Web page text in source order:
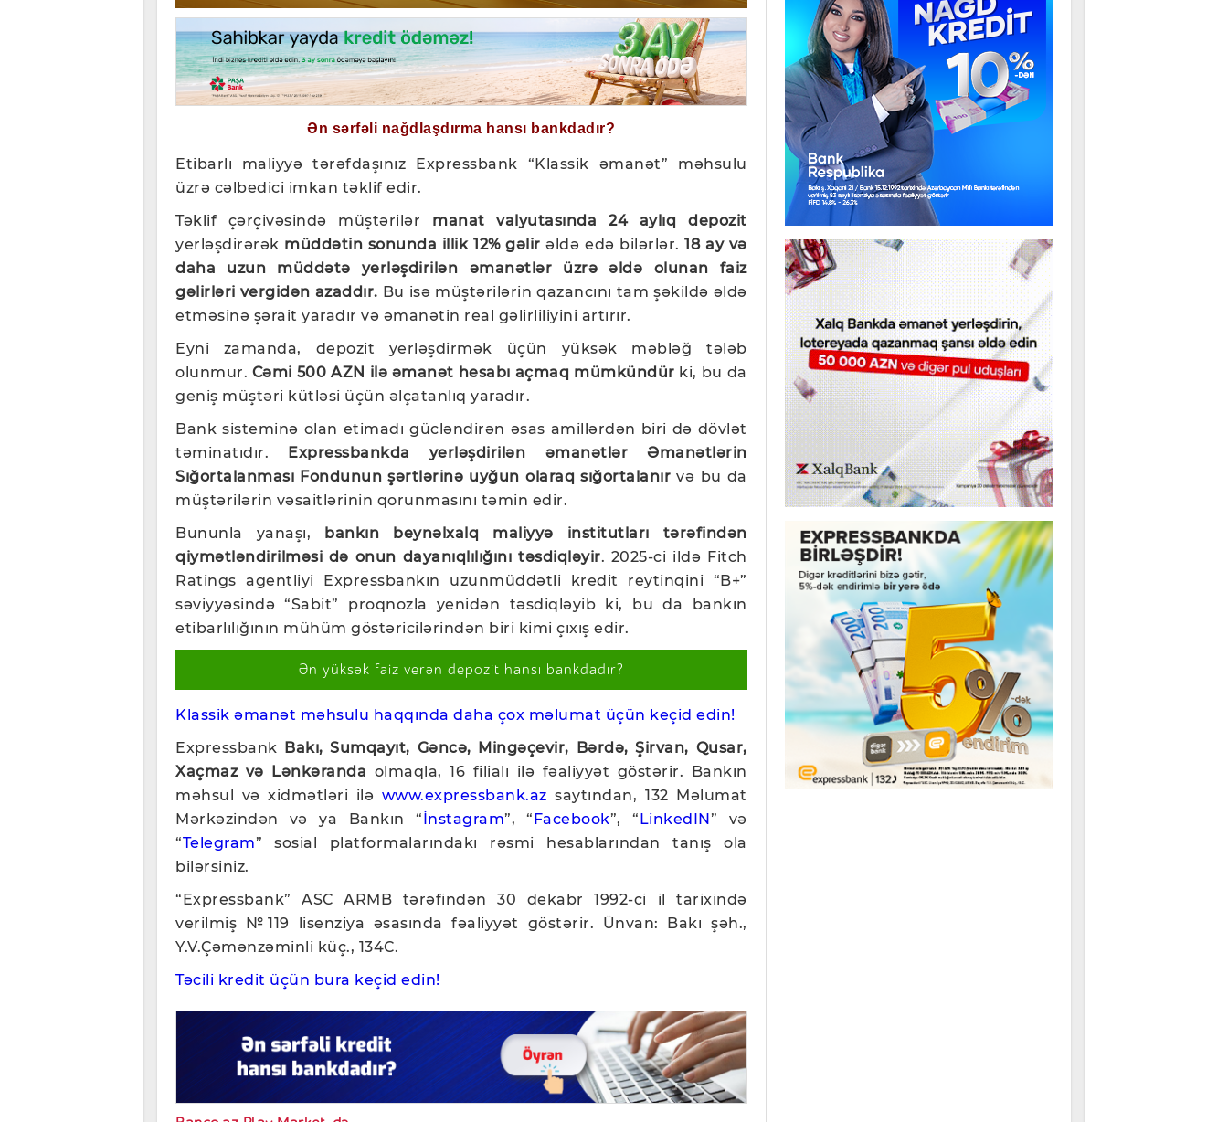
Ən sərfəli nağdlaşdırma hansı bankdadır?
Etibarlı maliyyə tərəfdaşınız Expressbank “Klassik əmanət” məhsulu
üzrə cəlbedici imkan təklif edir.
Təklif çərçivəsində müştərilər manat valyutasında 24 aylıq depozit
yerləşdirərək müddətin sonunda illik 12% gəlir əldə edə bilərlər.18 ay və
daha uzun müddətə yerləşdirilən əmanətlər üzrə əldə olunan faiz
gəlirləri vergidən azaddır. Bu isə müştərilərin qazancını tam şəkildə əldə
etməsinə şərait yaradır və əmanətin real gəlirliliyini artırır.
Eyni zamanda, depozit yerləşdirmək üçün yüksək məbləğ tələb
olunmur. Cəmi 500 AZN ilə əmanət hesabı açmaq mümkündür ki, bu da
geniş müştəri kütləsi üçün əlçatanlıq yaradır.
Bank sisteminə olan etimadı gücləndirən əsas amillərdən biri də dövlət
təminatıdır. Expressbankda yerləşdirilən əmanətlər Əmanətlərin
Sığortalanması Fondunun şərtlərinə uyğun olaraq sığortalanır və bu da
müştərilərin vəsaitlərinin qorunmasını təmin edir.
Bununla yanaşı, bankın beynəlxalq maliyyə institutları tərəfindən
qiymətləndirilməsi də onun dayanıqlılığını təsdiqləyir. 2025-ci ildə Fitch
Ratings agentliyi Expressbankın uzunmüddətli kredit reytinqini “B+”
səviyyəsində “Sabit” proqnozla yenidən təsdiqləyib ki, bu da bankın
etibarlılığının mühüm göstəricilərindən biri kimi çıxış edir.
Ən yüksək faiz verən depozit hansı bankdadır?
Klassik əmanət məhsulu haqqında daha çox məlumat üçün keçid edin!
Expressbank Bakı, Sumqayıt, Gəncə, Mingəçevir, Bərdə, Şirvan, Qusar,
Xaçmaz və Lənkəranda olmaqla, 16 filialı ilə fəaliyyət göstərir. Bankın
məhsul və xidmətləri ilə www.expressbank.az saytından, 132 Məlumat
Mərkəzindən və ya Bankın “İnstagram”, “Facebook”, “LinkedIN” və
“Telegram” sosial platformalarındakı rəsmi hesablarından tanış ola
bilərsiniz.
“Expressbank” ASC ARMB tərəfindən 30 dekabr 1992-ci il tarixində
verilmiş №119 lisenziya əsasında fəaliyyət göstərir. Ünvan: Bakı şəh.,
Y.V.Çəmənzəminli küç., 134C.
Təcili kredit üçün bura keçid edin!